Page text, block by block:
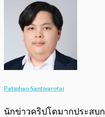
Patiphan Santivarotai
นักข่าวคริปโตมากประสบ